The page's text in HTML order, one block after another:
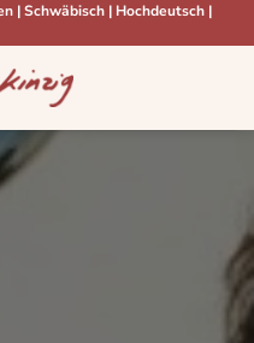
| Schwäbisch | Hochdeutsch |